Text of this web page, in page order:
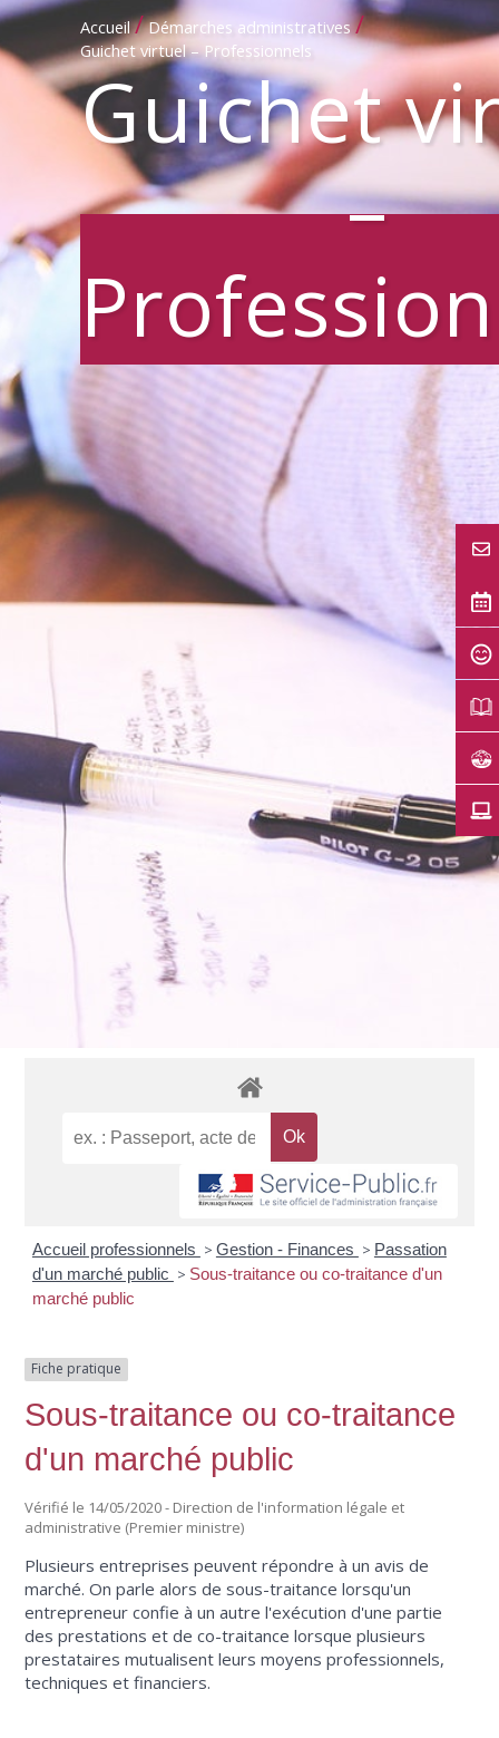
Accueil / Démarches administratives /
Guichet virtuel – Professionnels
Guichet
–
Accueil professionnels > Gestion - Finances > Passation
d'un marché public > Sous-traitance ou co-traitance d'un
marché public
Fiche pratique
Sous-traitance ou co-traitance
d'un marché public
Vérifié le 14/05/2020 - Direction de l'information légale et
administrative (Premier ministre)
Plusieurs entreprises peuvent répondre à un avis de
marché. On parle alors de sous-traitance lorsqu'un
entrepreneur confie à un autre l'exécution d'une partie
des prestations et de co-traitance lorsque plusieurs
prestataires mutualisent leurs moyens professionnels,
techniques et financiers.